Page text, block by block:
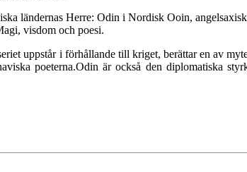
ländernas Herre: Odin i Nordisk Ooin,
visdom och poesi.
uppstår i förhållande till kriget, berättar en av
poeterna.Odin är också den diplomatiska